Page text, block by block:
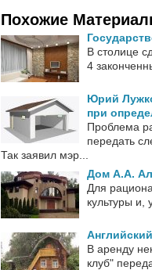
Похожие
В столице
4
Юрий
при
Проблема
передать
Так заявил мэр...
Дом А.А.
Для
культуры и,
В аренду
клуб"